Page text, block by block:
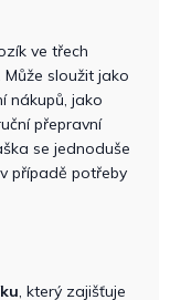
ve třech
sloužit jako
nákupů, jako
přepravní
se jednoduše
případě potřeby
, který zajišťuje